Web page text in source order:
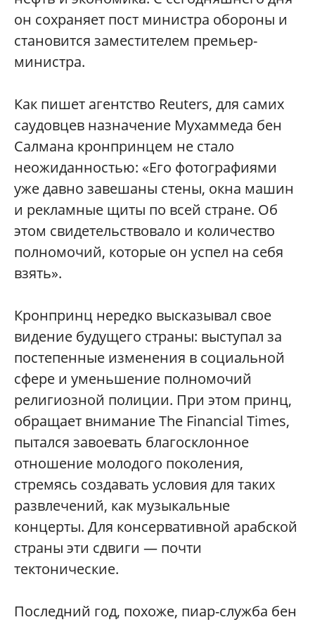
он сохраняет пост министра обороны и
становится заместителем премьер-
министра.
Как пишет агентство Reuters, для самих
саудовцев назначение Мухаммеда бен
Салмана кронпринцем не стало
неожиданностью: «Его фотографиями
уже давно завешаны стены, окна машин
и рекламные щиты по всей стране. Об
этом свидетельствовало и количество
полномочий, которые он успел на себя
взять».
Кронпринц нередко высказывал свое
видение будущего страны: выступал за
постепенные изменения в социальной
сфере и уменьшение полномочий
религиозной полиции. При этом принц,
обращает внимание The Financial Times,
пытался завоевать благосклонное
отношение молодого поколения,
стремясь создавать условия для таких
развлечений, как музыкальные
концерты. Для консервативной арабской
страны эти сдвиги — почти
тектонические.
Последний год, похоже, пиар-служба бен